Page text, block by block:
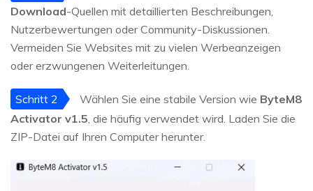
Download-Quellen mit detaillierten Beschreibungen,
Nutzerbewertungen oder Community-Diskussionen.
Vermeiden Sie Websites mit zu vielen Werbeanzeigen
oder erzwungenen Weiterleitungen.
Schritt 2 Wählen Sie eine stabile Version wie ByteM8
Activator v1.5, die häufig verwendet wird. Laden Sie die
ZIP-Datei auf Ihren Computer herunter.